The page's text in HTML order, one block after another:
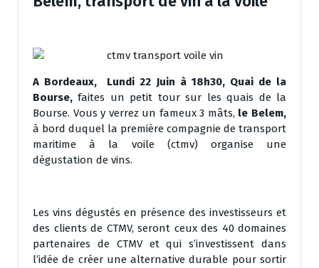
A Bordeaux, Lundi 22 Juin à 18h30, Quai de la
Bourse, faites un petit tour sur les quais de la
Bourse. Vous y verrez un fameux 3 mâts, le Belem,
à bord duquel la première compagnie de transport
maritime à la voile (ctmv) organise une
dégustation de vins.
Les vins dégustés en présence des investisseurs et
des clients de CTMV, seront ceux des 40 domaines
partenaires de CTMV et qui s’investissent dans
l’idée de créer une alternative durable pour sortir